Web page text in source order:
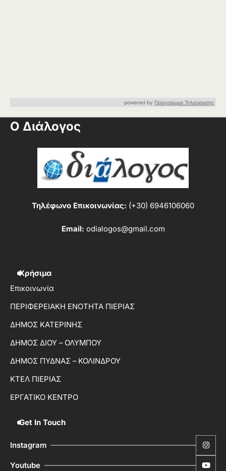
powered by Προγραμμα Τηλεορασης
Ο Διάλογος
Τηλέφωνο Επικοινωνίας: (+30) 6946106060
Email: odialogos@gmail.com
Χρήσιμα
Επικοινωνία
ΠΕΡΙΦΕΡΕΙΑΚΗ ΕΝΟΤΗΤΑ ΠΙΕΡΙΑΣ
ΔΗΜΟΣ ΚΑΤΕΡΙΝΗΣ
ΔΗΜΟΣ ΔΙΟΥ – ΟΛΥΜΠΟΥ
ΔΗΜΟΣ ΠΥΔΝΑΣ – ΚΟΛΙΝΔΡΟΥ
ΚΤΕΛ ΠΙΕΡΙΑΣ
ΕΡΓΑΤΙΚΟ ΚΕΝΤΡΟ
Get In Touch
Instagram
Youtube